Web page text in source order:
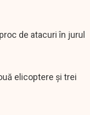
de atacuri în jurul
elicoptere și trei